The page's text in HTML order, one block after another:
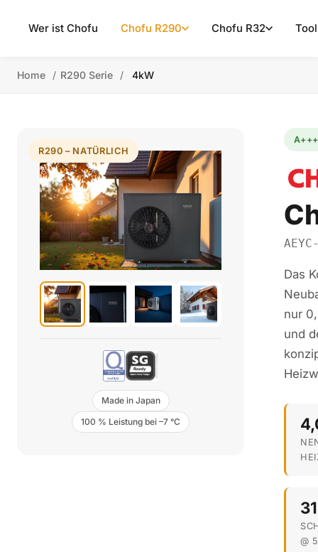
Wer ist Chofu Chofu R290 Chofu R32
Home / R290 Serie / 4kW
R290 – NATÜRLICH
Made in Japan
100 % Leistung bei –7 °C
Das
nur
und
@